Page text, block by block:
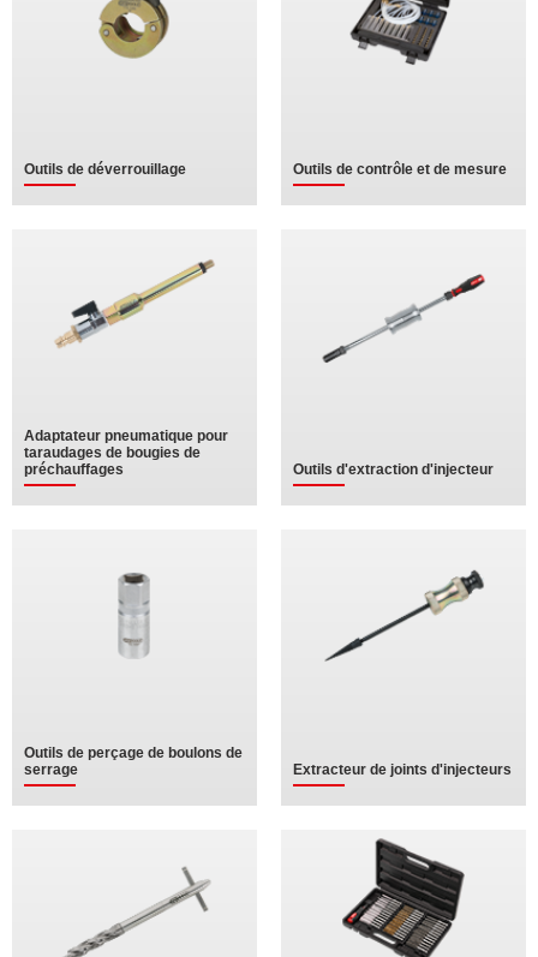
Outils de déverrouillage Outils de contrôle et de mesure
Adaptateur pneumatique pour
taraudages de bougies de
préchauffages
Outils d'extraction d'injecteur
Outils de perçage de boulons de
serrage
Extracteur de joints d'injecteurs